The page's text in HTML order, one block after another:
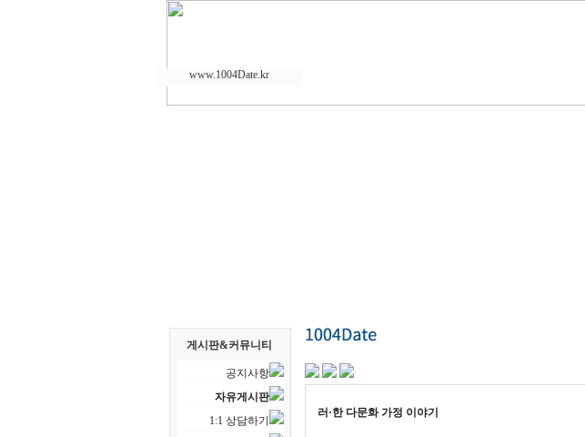
www.1004Date.kr
게시판&커뮤니티
공지사항
자유게시판
1:1 상담하기
러·한 다문화 가정 이야기